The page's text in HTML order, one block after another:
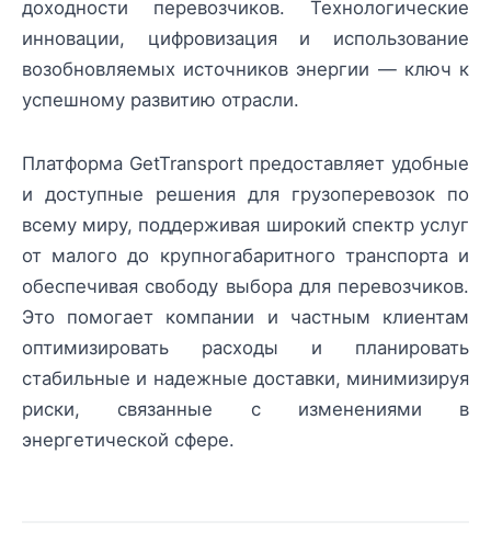
доходности перевозчиков. Технологические
инновации, цифровизация и использование
возобновляемых источников энергии — ключ к
успешному развитию отрасли.
Платформа GetTransport предоставляет удобные
и доступные решения для грузоперевозок по
всему миру, поддерживая широкий спектр услуг
от малого до крупногабаритного транспорта и
обеспечивая свободу выбора для перевозчиков.
Это помогает компании и частным клиентам
оптимизировать расходы и планировать
стабильные и надежные доставки, минимизируя
риски, связанные с изменениями в
энергетической сфере.